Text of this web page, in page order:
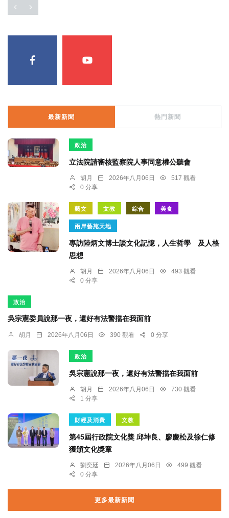
最新新聞 熱門新聞
政治
立法院請審核監察院人事同意權公聽會
胡月 2026年八月06日
517 觀看
0 分享
藝文 文教 綜合 美食
兩岸藝苑天地
專訪陸炳文博士談文化記憶，人生哲學 及人格
思想
胡月 2026年八月06日
493 觀看
0 分享
政治
吳宗憲委員說那一夜，還好有法警擋在我面前
胡月 2026年八月06日 390 觀看 0 分享
政治
吳宗憲說那一夜，還好有法警擋在我面前
胡月 2026年八月06日
730 觀看
1 分享
財經及消費 文教
第45屆行政院文化獎 邱坤良、廖慶松及徐仁修
獲頒文化獎章
劉奕廷 2026年八月06日
499 觀看
0 分享
更多最新新聞